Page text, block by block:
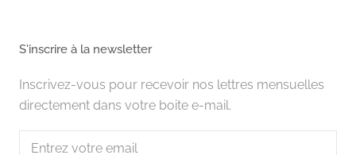
S'inscrire à la newsletter
Inscrivez-vous pour recevoir nos lettres mensuelles
directement dans votre boite e-mail.